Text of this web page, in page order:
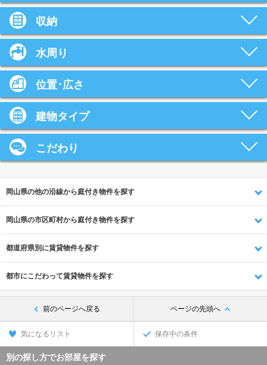
収納
水周り
位置･広さ
建物タイプ
こだわり
岡山県の他の沿線から庭付き物件を探す
岡山県の市区町村から庭付き物件を探す
都道府県別に賃貸物件を探す
都市にこだわって賃貸物件を探す
前のページへ戻る ページの先頭へ
気になるリスト 保存中の条件
別の探し方でお部屋を探す